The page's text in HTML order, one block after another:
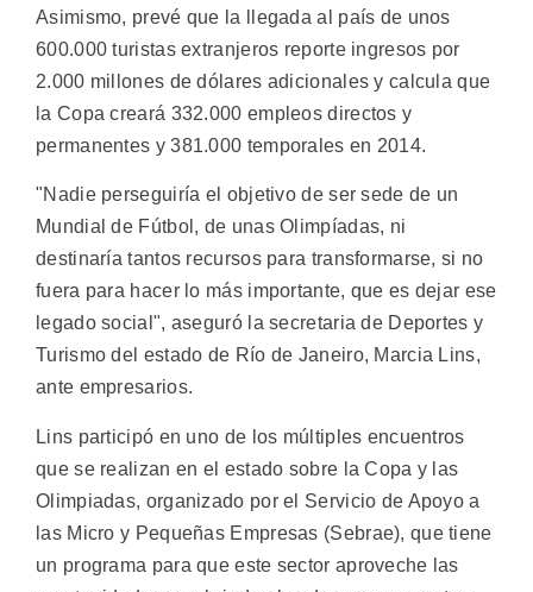
Asimismo, prevé que la llegada al país de unos
600.000 turistas extranjeros reporte ingresos por
2.000 millones de dólares adicionales y calcula que
la Copa creará 332.000 empleos directos y
permanentes y 381.000 temporales en 2014.
"Nadie perseguiría el objetivo de ser sede de un
Mundial de Fútbol, de unas Olimpíadas, ni
destinaría tantos recursos para transformarse, si no
fuera para hacer lo más importante, que es dejar ese
legado social", aseguró la secretaria de Deportes y
Turismo del estado de Río de Janeiro, Marcia Lins,
ante empresarios.
Lins participó en uno de los múltiples encuentros
que se realizan en el estado sobre la Copa y las
Olimpiadas, organizado por el Servicio de Apoyo a
las Micro y Pequeñas Empresas (Sebrae), que tiene
un programa para que este sector aproveche las